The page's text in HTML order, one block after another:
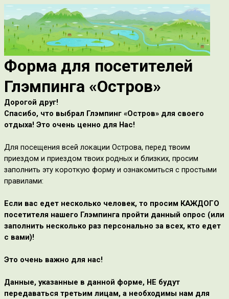
Форма для посетителей
Глэмпинга ‭«Остров»
Дорогой друг!
Спасибо, что выбрал Глэмпинг ‭«Остров» для своего
отдыха! Это очень ценно для Нас!
Для посещения всей локации Острова, перед твоим
приездом и приездом твоих родных и близких, просим
заполнить эту короткую форму и ознакомиться с простыми
правилами:
Если вас едет несколько человек, то просим КАЖДОГО
посетителя нашего Глэмпинга пройти данный опрос (или
заполнить несколько раз персонально за всех, кто едет
с вами)!
Это очень важно для нас!
Данные, указанные в данной форме, НЕ будут
передаваться третьим лицам, а необходимы нам для